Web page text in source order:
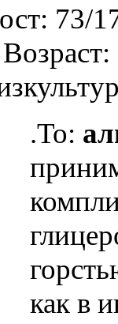
73/
.To:
как в